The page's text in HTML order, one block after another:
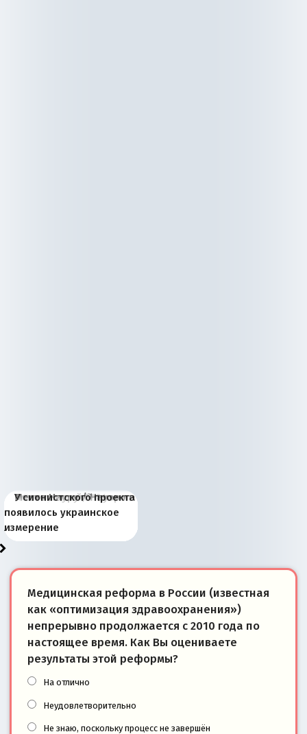
Киевская марионетка
Запада рассказала о
«переобувании» хозяев
В России назрели
перемены: 15 шагов к
суверенной экономике
Миграционный пожар
Европы
Россия начинает
сбрасывать балласт
Анкориджа
Россия зимой 1904
года: первые уступки во
внутренней политике
Русская нация вчера и
сегодня
Почему правый крах в
Варшаве не поможет её
отношениям с Россией?
Место Науру / Науэро в
современной истории
Южной Осетии
У сионистского проекта
появилось украинское
измерение
Медицинская реформа в России (известная
как «оптимизация здравоохранения»)
непрерывно продолжается с 2010 года по
настоящее время. Как Вы оцениваете
результаты этой реформы?
На отлично
Неудовлетворительно
Не знаю, поскольку процесс не завершён